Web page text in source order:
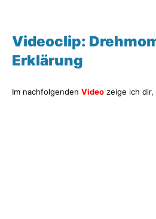
Videoclip:
Erklärung
Im nachfolgenden Video zeige ich dir,